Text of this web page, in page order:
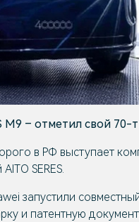
M9 – отметил свой
в РФ выступает
SERES.
запустили
и патентную